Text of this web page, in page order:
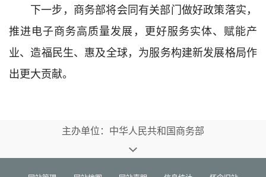
下一步，商务部将会同有关部门做好政策落实，
推进电子商务高质量发展，更好服务实体、赋能产
业、造福民生、惠及全球，为服务构建新发展格局作
出更大贡献。
主办单位：中华人民共和国商务部